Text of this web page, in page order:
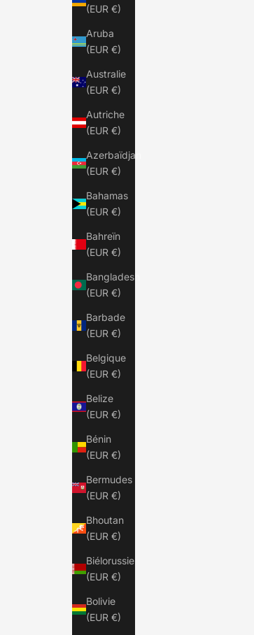
(EUR €)
Aruba
(EUR €)
Australie
(EUR €)
Autriche
(EUR €)
Azerbaïdjan
(EUR €)
Bahamas
(EUR €)
Bahreïn
(EUR €)
Bangladesh
(EUR €)
Barbade
(EUR €)
Belgique
(EUR €)
Belize
(EUR €)
Bénin
(EUR €)
Bermudes
(EUR €)
Bhoutan
(EUR €)
Biélorussie
(EUR €)
Bolivie
(EUR €)